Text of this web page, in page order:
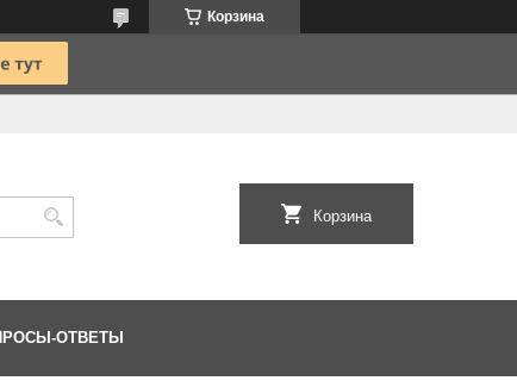
Корзина
Корзина
ОТВЕТЫ